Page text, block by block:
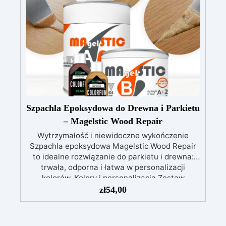
nakładać wałkiem, pędzlem lub natryskiem, a
narzędzia można łatwo czyścić wodą z mydłem.
Wszechstronność i elegancja: Dostępny w
wykończeniach Błyszczącym, Satynowym i
Matowym, kompatybilny z powierzchniami z
żywicy, drewna, betonu i epoksydowymi.
Ekonomiczny i wydajny: Zużycie 100-120 ml na
m²; opakowanie 3,6 litra pokrywa do 39 m², co
czyni FLOOR SHIELD opłacalnym rozwiązaniem
do ochrony powierzchni.
Łatwość
konserwacji: Powierzchnia jest łatwa do
czyszczenia i można ją odświeżyć nową
warstwą produktu nawet po roku.
Szpachla Epoksydowa do Drewna i Parkietu
– Magelstic Wood Repair
Wytrzymałość i niewidoczne wykończenie
Szpachla epoksydowa Magelstic Wood Repair
to idealne rozwiązanie do parkietu i drewna:
trwała, odporna i łatwa w personalizacji
kolorów. Kolory i personalizacja Zestaw
Magelstic dostarczany jest w
półprzezroczystym kolorze lodowym, idealnym
zł54,00